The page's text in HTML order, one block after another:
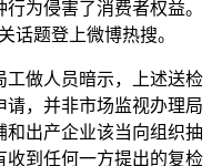
为侵害了消费者权益。
话题登上微博热搜。
做人员暗示，上述送检
请，并非市场监视办理局
和出产企业该当向组织抽
收到任何一方提出的复检